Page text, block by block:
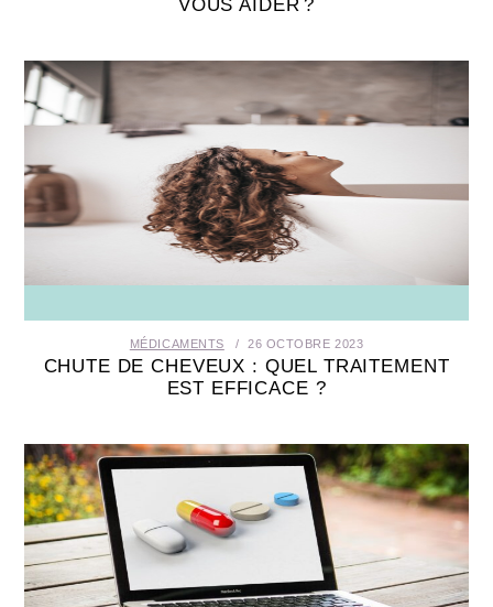
VOUS AIDER ?
MÉDICAMENTS 26 OCTOBRE 2023
CHUTE DE CHEVEUX : QUEL TRAITEMENT
EST EFFICACE ?